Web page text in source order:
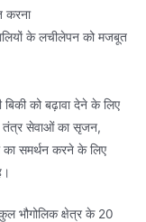
करना
के लचीलेपन को मजबूत
बिकी को बढ़ावा देने के लिए
तंत्र सेवाओं का सृजन,
समर्थन करने के लिए
भौगोलिक क्षेत्र के 20